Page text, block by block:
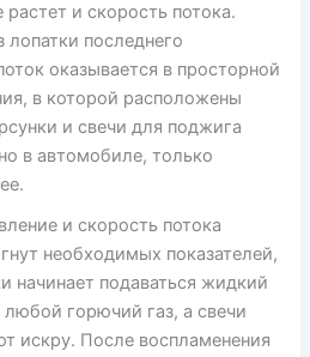
растет и скорость потока.
лопатки последнего
оказывается в просторной
в которой расположены
и свечи для поджига
в автомобиле, только
и скорость потока
необходимых показателей,
начинает подаваться жидкий
горючий газ, а свечи
искру. После воспламенения